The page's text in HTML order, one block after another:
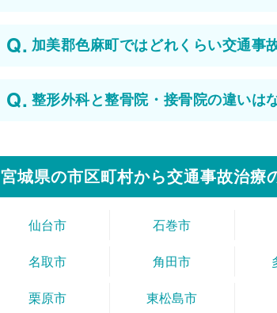
加美郡色麻町ではどれくらい交通事
整形外科と整骨院・接骨院の違いは
宮城県の市区町村から交通事故治療
仙台市 石巻市
名取市 角田市
栗原市 東松島市